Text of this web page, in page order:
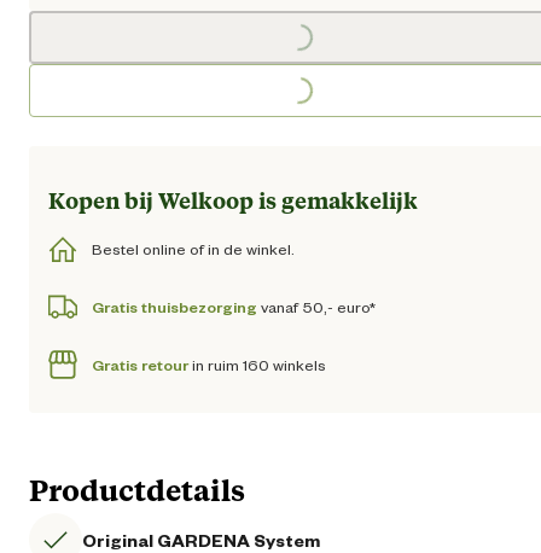
Loading...
Loading...
Kopen bij Welkoop is gemakkelijk
Bestel online of in de winkel.
Gratis thuisbezorging vanaf 50,- euro*
Gratis retourin ruim 160 winkels
Productdetails
Original GARDENA System